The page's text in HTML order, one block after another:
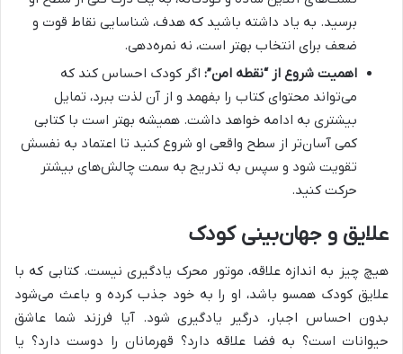
برسید. به یاد داشته باشید که هدف، شناسایی نقاط قوت و
ضعف برای انتخاب بهتر است، نه نمره‌دهی.
اهمیت شروع از “نقطه امن”: اگر کودک احساس کند که
می‌تواند محتوای کتاب را بفهمد و از آن لذت ببرد، تمایل
بیشتری به ادامه خواهد داشت. همیشه بهتر است با کتابی
کمی آسان‌تر از سطح واقعی او شروع کنید تا اعتماد به نفسش
تقویت شود و سپس به تدریج به سمت چالش‌های بیشتر
حرکت کنید.
علایق و جهان‌بینی کودک
هیچ چیز به اندازه علاقه، موتور محرک یادگیری نیست. کتابی که با
علایق کودک همسو باشد، او را به خود جذب کرده و باعث می‌شود
بدون احساس اجبار، درگیر یادگیری شود. آیا فرزند شما عاشق
حیوانات است؟ به فضا علاقه دارد؟ قهرمانان را دوست دارد؟ یا